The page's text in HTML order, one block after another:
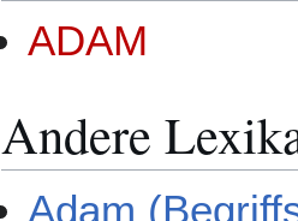
ADAM
Andere
Adam